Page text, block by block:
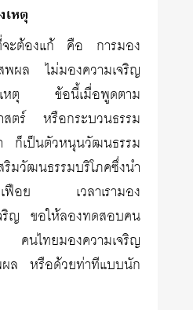
หตุ
จะต้องแก้ คือ การมอง
พผล ไม่มองความเจริญ
เหตุ ข้อนี้เมื่อพูดตาม
สตร์ หรือกระบวนธรรม
ก็เป็นตัวหนุนวัฒนธรรม
ริมวัฒนธรรมบริโภคซึ่งนำ
เฟือย เวลาเรามอง
จริญ ขอให้ลองทดสอบคน
คนไทยมองความเจริญ
ผล หรือด้วยท่าทีแบบนัก